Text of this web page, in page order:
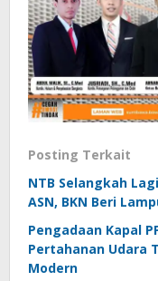
Posting Terkait
NTB Selangkah
ASN, BKN Beri
Pengadaan Kapal
Pertahanan Udara
Modern